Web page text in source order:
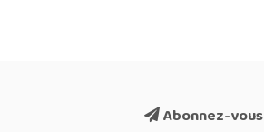
Abonnez-vous